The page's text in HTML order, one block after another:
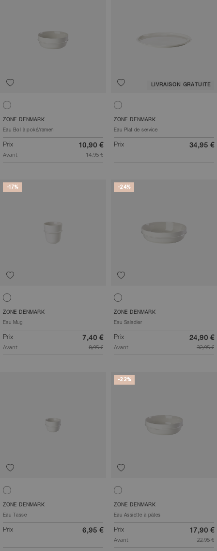
Blanc cassé
ZONE DENMARK
Eau Bol à poké/ramen
Prix 10,90 €
Avant 14,95 €
LIVRAISON GRATUITE
Blanc cassé
ZONE DENMARK
Eau Plat de service
Prix 34,95 €
-17%
Blanc cassé
ZONE DENMARK
Eau Mug
Prix 7,40 €
Avant 8,95 €
-24%
Blanc cassé
ZONE DENMARK
Eau Saladier
Prix 24,90 €
Avant 32,95 €
Blanc cassé
ZONE DENMARK
Eau Tasse
Prix 6,95 €
-22%
Blanc cassé
ZONE DENMARK
Eau Assiette à pâtes
Prix 17,90 €
Avant 22,95 €